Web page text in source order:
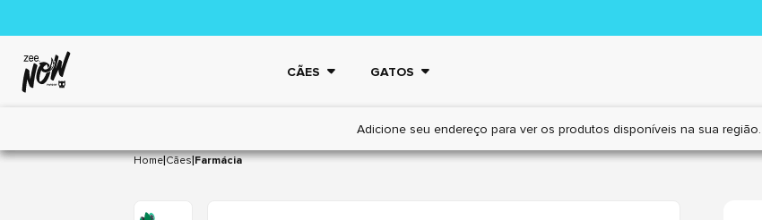
CÃES GATOS
Adicione seu endereço para ver os produtos disponíveis na sua região.
Home|Cães|Farmácia